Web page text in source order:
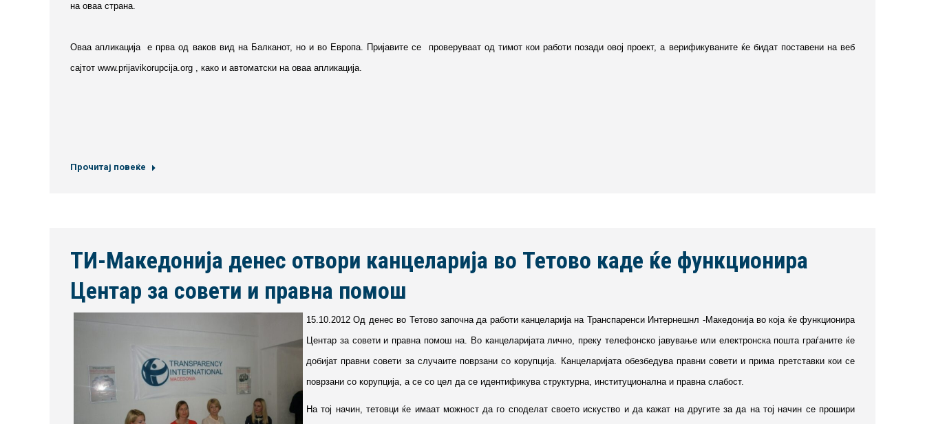
на оваа страна.
Оваа апликација е прва од ваков вид на Балканот, но и во Европа. Пријавите се проверуваат од тимот кои работи позади овој проект, а верификуваните ќе бидат поставени на веб
сајтот www.prijavikorupcija.org , како и автоматски на оваа апликација.
Прочитај повеќе
ТИ-Македонија денес отвори канцеларија во Тетово каде ќе функционира
Центар за совети и правна помош
15.10.2012 Од денес во Тетово започна да работи канцеларија на Транспаренси Интернешнл -Македонија во која ќе функционира
Центар за совети и правна помош на. Во канцеларијата лично, преку телефонско јавување или електронска пошта граѓаните ќе
добијат правни совети за случаите поврзани со корупција. Канцеларијата обезбедува правни совети и прима претставки кои се
поврзани со корупција, а се со цел да се идентификува структурна, институционална и правна слабост.
На тој начин, тетовци ќе имаат можност да го споделат своето искуство и да кажат на другите за да на тој начин се прошири